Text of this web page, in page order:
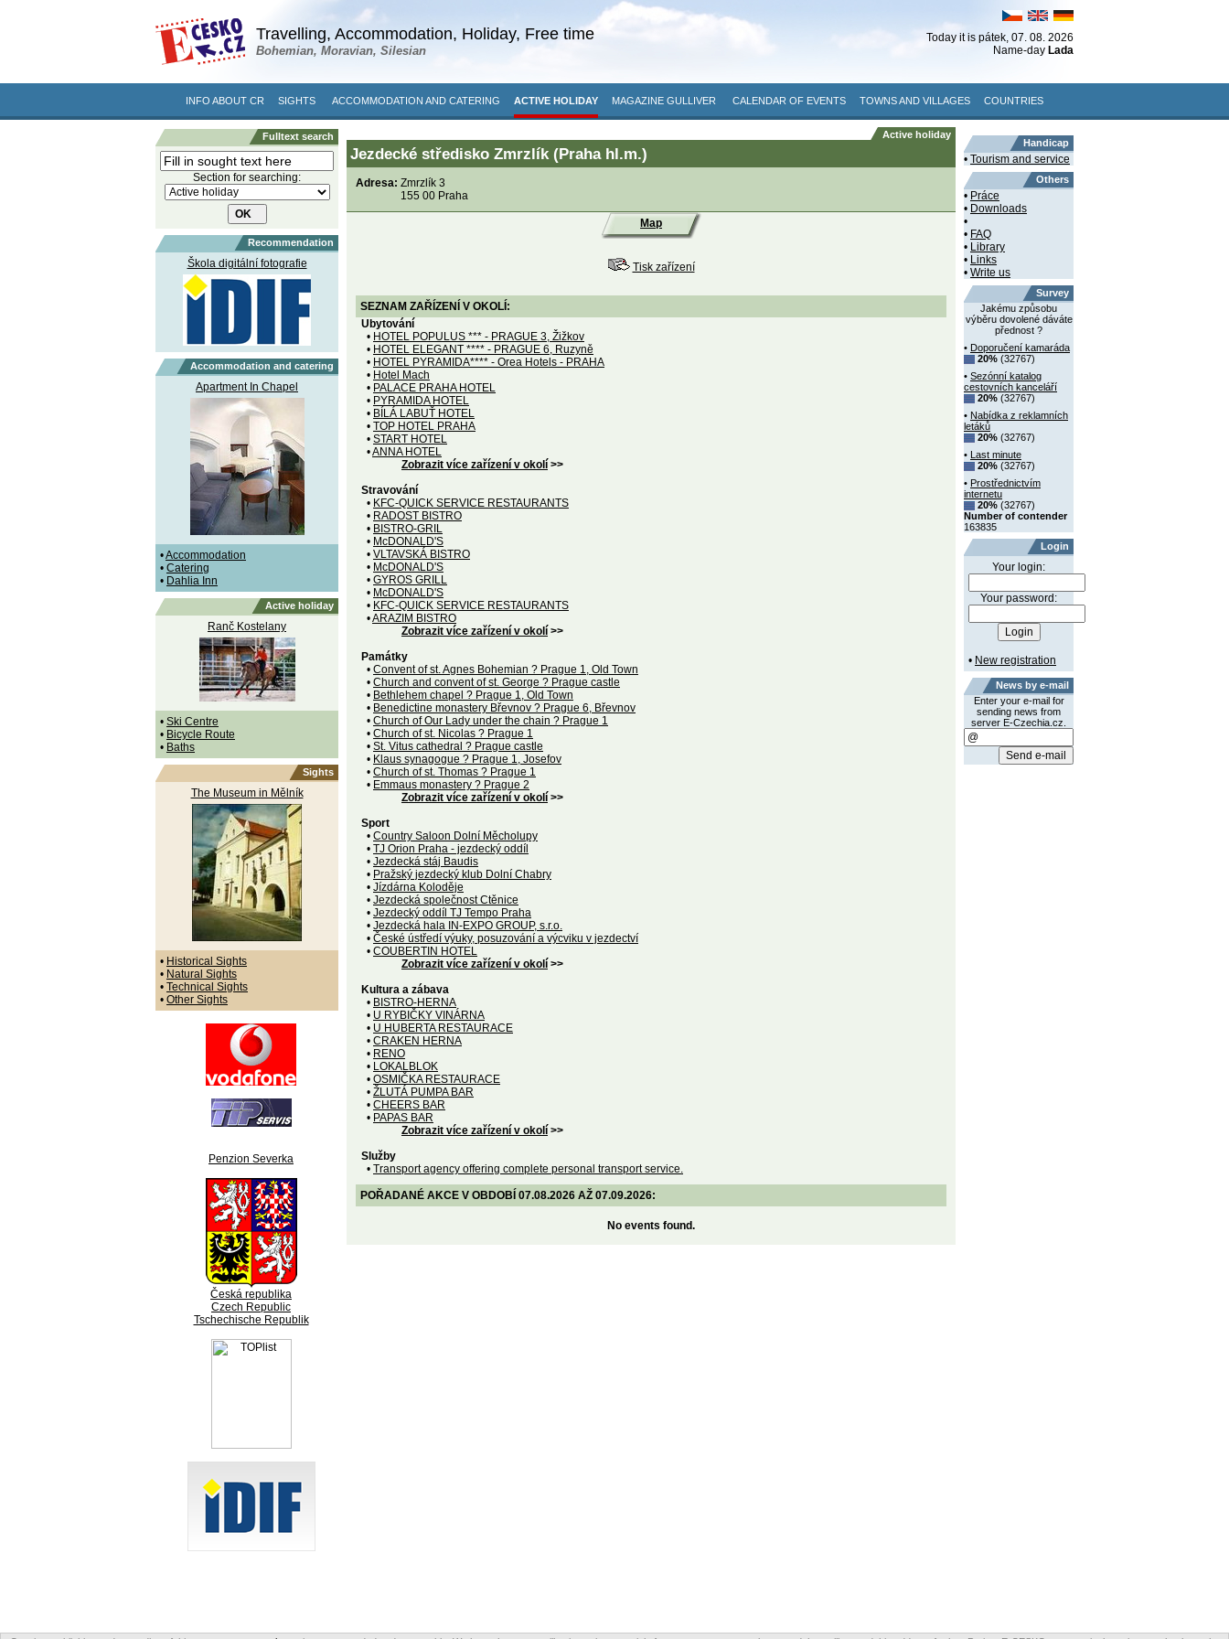
Travelling, Accommodation, Holiday, Free time
Bohemian, Moravian, Silesian
Today it is pátek, 07. 08. 2026
Name-day Lada
INFO ABOUT CR SIGHTS ACCOMMODATION AND CATERING ACTIVE HOLIDAY MAGAZINE GULLIVER CALENDAR OF EVENTS TOWNS AND VILLAGES COUNTRIES
Fulltext search
Section for searching:
Recommendation
Škola digitální fotografie
Accommodation and catering
Apartment In Chapel
•Accommodation
• Catering
• Dahlia Inn
Active holiday
Ranč Kostelany
• Ski Centre
• Bicycle Route
• Baths
Sights
The Museum in Mělník
• Historical Sights
• Natural Sights
• Technical Sights
• Other Sights
Penzion Severka
Česká republika
Czech Republic
Tschechische Republik
Active holiday
Jezdecké středisko Zmrzlík (Praha hl.m.)
Adresa: Zmrzlík 3
155 00 Praha
Map
Tisk zařízení
SEZNAM ZAŘÍZENÍ V OKOLÍ:
Ubytování
• HOTEL POPULUS *** - PRAGUE 3, Žižkov
• HOTEL ELEGANT **** - PRAGUE 6, Ruzyně
• HOTEL PYRAMIDA**** - Orea Hotels - PRAHA
• Hotel Mach
• PALACE PRAHA HOTEL
• PYRAMIDA HOTEL
• BÍLÁ LABUŤ HOTEL
• TOP HOTEL PRAHA
• START HOTEL
•ANNA HOTEL
Zobrazit více zařízení v okolí >>
Stravování
• KFC-QUICK SERVICE RESTAURANTS
• RADOST BISTRO
• BISTRO-GRIL
• McDONALD'S
• VLTAVSKÁ BISTRO
• McDONALD'S
• GYROS GRILL
• McDONALD'S
• KFC-QUICK SERVICE RESTAURANTS
•ARAZIM BISTRO
Zobrazit více zařízení v okolí >>
Památky
• Convent of st. Agnes Bohemian ? Prague 1, Old Town
• Church and convent of st. George ? Prague castle
• Bethlehem chapel ? Prague 1, Old Town
• Benedictine monastery Břevnov ? Prague 6, Břevnov
• Church of Our Lady under the chain ? Prague 1
• Church of st. Nicolas ? Prague 1
• St. Vitus cathedral ? Prague castle
• Klaus synagogue ? Prague 1, Josefov
• Church of st. Thomas ? Prague 1
• Emmaus monastery ? Prague 2
Zobrazit více zařízení v okolí >>
Sport
• Country Saloon Dolní Měcholupy
• TJ Orion Praha - jezdecký oddíl
• Jezdecká stáj Baudis
• Pražský jezdecký klub Dolní Chabry
• Jízdárna Koloděje
• Jezdecká společnost Ctěnice
• Jezdecký oddíl TJ Tempo Praha
• Jezdecká hala IN-EXPO GROUP, s.r.o.
• České ústředí výuky, posuzování a výcviku v jezdectví
• COUBERTIN HOTEL
Zobrazit více zařízení v okolí >>
Kultura a zábava
• BISTRO-HERNA
• U RYBIČKY VINÁRNA
• U HUBERTA RESTAURACE
• CRAKEN HERNA
• RENO
• LOKALBLOK
• OSMIČKA RESTAURACE
• ŽLUTÁ PUMPA BAR
• CHEERS BAR
• PAPAS BAR
Zobrazit více zařízení v okolí >>
Služby
• Transport agency offering complete personal transport service.
POŘADANÉ AKCE V OBDOBÍ 07.08.2026 AŽ 07.09.2026:
No events found.
Handicap
• Tourism and service
Others
• Práce
• Downloads
•
• FAQ
• Library
• Links
• Write us
Survey
Jakému způsobu
výběru dovolené dáváte
přednost ?
• Doporučení kamaráda
20% (32767)
• Sezónní katalog
cestovních kanceláří
20% (32767)
• Nabídka z reklamních
letáků
20% (32767)
•
Last minute
20% (32767)
• Prostřednictvím
internetu
20% (32767)
Number of contender
163835
Login
Your login:
Your password:
• New registration
News by e-mail
Enter your e-mail for
sending news from
server E-Czechia.cz.